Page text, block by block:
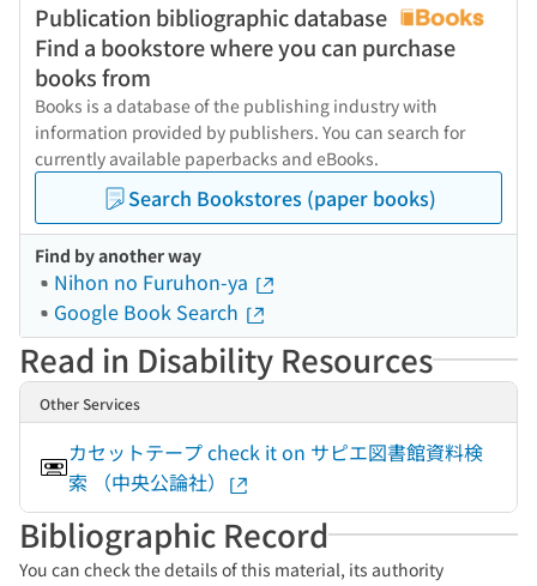
Publication bibliographic database
Find a bookstore where you can purchase
books from
Books is a database of the publishing industry with
information provided by publishers. You can search for
currently available paperbacks and eBooks.
Search Bookstores (paper books)
Find by another way
Nihon no Furuhon-ya
Google Book Search
Read in Disability Resources
Other Services
カセットテープ check it on サピエ図書館資料検
索 （中央公論社）
Bibliographic Record
You can check the details of this material, its authority